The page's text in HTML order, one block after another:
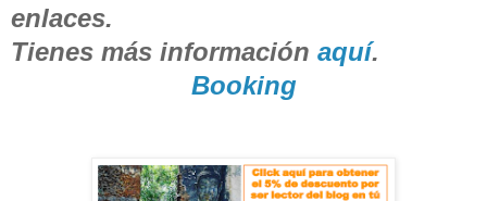
enlaces.
Tienes más información aquí.
Booking